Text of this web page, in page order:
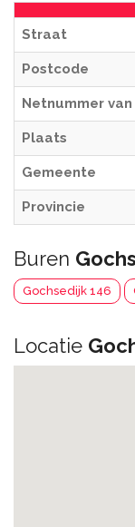
Straat
Postcode
Netnummer
Plaats
Gemeente
Provincie
Buren
Gochsedijk 146
Locatie